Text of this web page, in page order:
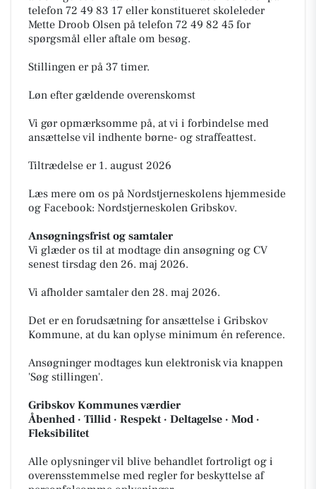
telefon 72 49 83 17 eller konstitueret skoleleder
Mette Droob Olsen på telefon 72 49 82 45 for
spørgsmål eller aftale om besøg.
Stillingen er på 37 timer.
Løn efter gældende overenskomst
Vi gør opmærksomme på, at vi i forbindelse med
ansættelse vil indhente børne- og straffeattest.
Tiltrædelse er 1. august 2026
Læs mere om os på Nordstjerneskolens hjemmeside
og Facebook: Nordstjerneskolen Gribskov.
Ansøgningsfrist og samtaler
Vi glæder os til at modtage din ansøgning og CV
senest tirsdag den 26. maj 2026.
Vi afholder samtaler den 28. maj 2026.
Det er en forudsætning for ansættelse i Gribskov
Kommune, at du kan oplyse minimum én reference.
Ansøgninger modtages kun elektronisk via knappen
'Søg stillingen'.
Gribskov Kommunes værdier
Åbenhed · Tillid · Respekt · Deltagelse · Mod ·
Fleksibilitet
Alle oplysninger vil blive behandlet fortroligt og i
overensstemmelse med regler for beskyttelse af